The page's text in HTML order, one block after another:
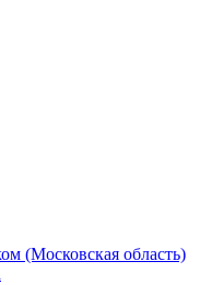
(Московская область)